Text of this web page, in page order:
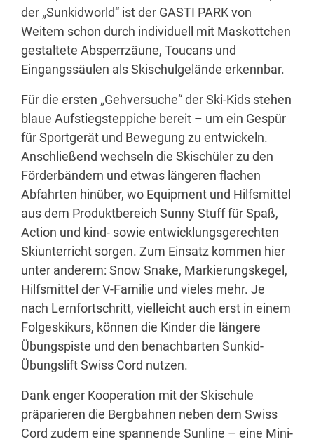
der „Sunkidworld“ ist der GASTI PARK von
Weitem schon durch individuell mit Maskottchen
gestaltete Absperrzäune, Toucans und
Eingangssäulen als Skischulgelände erkennbar.
Für die ersten „Gehversuche“ der Ski-Kids stehen
blaue Aufstiegsteppiche bereit – um ein Gespür
für Sportgerät und Bewegung zu entwickeln.
Anschließend wechseln die Skischüler zu den
Förderbändern und etwas längeren flachen
Abfahrten hinüber, wo Equipment und Hilfsmittel
aus dem Produktbereich Sunny Stuff für Spaß,
Action und kind- sowie entwicklungsgerechten
Skiunterricht sorgen. Zum Einsatz kommen hier
unter anderem: Snow Snake, Markierungskegel,
Hilfsmittel der V-Familie und vieles mehr. Je
nach Lernfortschritt, vielleicht auch erst in einem
Folgeskikurs, können die Kinder die längere
Übungspiste und den benachbarten Sunkid-
Übungslift Swiss Cord nutzen.
Dank enger Kooperation mit der Skischule
präparieren die Bergbahnen neben dem Swiss
Cord zudem eine spannende Sunline – eine Mini-